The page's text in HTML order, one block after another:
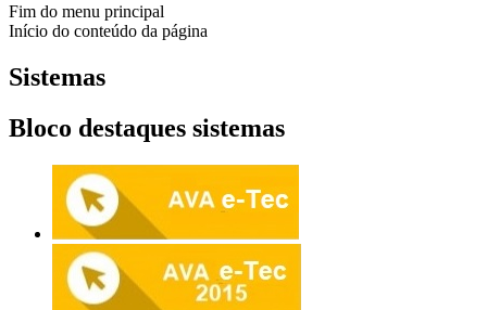
Fim do menu principal
Início do conteúdo da página
Sistemas
Bloco destaques sistemas